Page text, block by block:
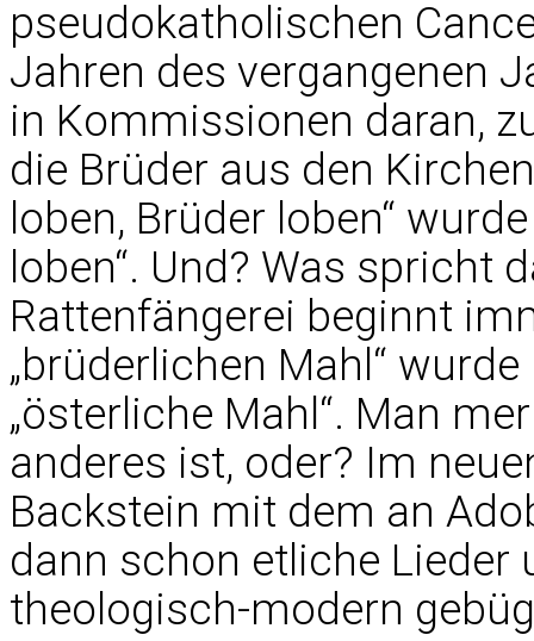
pseudokatholischen
Jahren des vergangenen
in Kommissionen daran,
die Brüder aus den
loben, Brüder loben“
loben“. Und? Was spricht
Rattenfängerei beginnt
„brüderlichen Mahl“
„österliche Mahl“. Man
anderes ist, oder? Im
Backstein mit dem an
dann schon etliche Lieder
theologisch-modern